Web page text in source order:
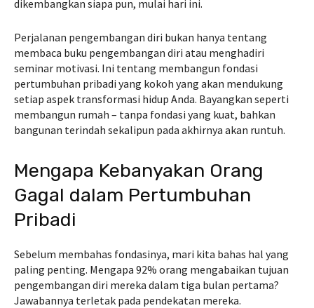
dikembangkan siapa pun, mulai hari ini.
Perjalanan pengembangan diri bukan hanya tentang
membaca buku pengembangan diri atau menghadiri
seminar motivasi. Ini tentang membangun fondasi
pertumbuhan pribadi yang kokoh yang akan mendukung
setiap aspek transformasi hidup Anda. Bayangkan seperti
membangun rumah – tanpa fondasi yang kuat, bahkan
bangunan terindah sekalipun pada akhirnya akan runtuh.
Mengapa Kebanyakan Orang
Gagal dalam Pertumbuhan
Pribadi
Sebelum membahas fondasinya, mari kita bahas hal yang
paling penting. Mengapa 92% orang mengabaikan tujuan
pengembangan diri mereka dalam tiga bulan pertama?
Jawabannya terletak pada pendekatan mereka.